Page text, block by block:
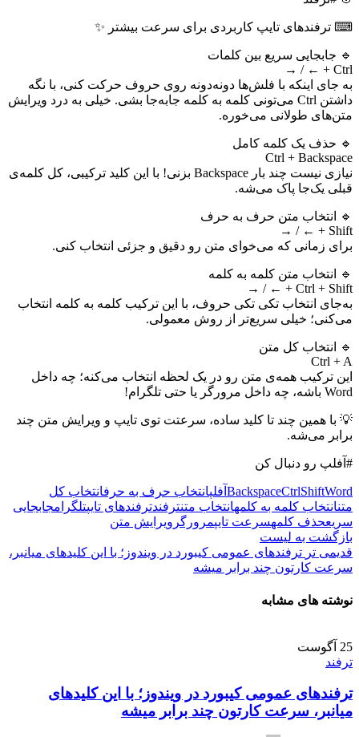
⌨ ترفندهای تایپ کاربردی برای سرعت بیشتر ✨
🔹 جابجایی سریع بین کلمات
Ctrl + ← / →
به جای اینکه با فلش‌ها دونه‌دونه روی حروف حرکت کنی، با نگه
داشتن Ctrl می‌تونی کلمه به کلمه جابه‌جا بشی. خیلی به درد ویرایش
متن‌های طولانی می‌خوره.
🔹 حذف یک کلمه کامل
Ctrl + Backspace
نیازی نیست چند بار Backspace بزنی! با این کلید ترکیبی، کل کلمه‌ی
قبلی یک‌جا پاک می‌شه.
🔹 انتخاب متن حرف به حرف
Shift + ← / →
برای زمانی که می‌خوای متن رو دقیق و جزئی انتخاب کنی.
🔹 انتخاب متن کلمه به کلمه
Ctrl + Shift + ← / →
به‌جای انتخاب تکی تکی حروف، با این ترکیب کلمه به کلمه انتخاب
می‌کنی؛ خیلی سریع‌تر از روش معمولی.
🔹 انتخاب کل متن
Ctrl + A
این ترکیب همه‌ی متن رو در یک لحظه انتخاب می‌کنه؛ چه داخل
Word باشه، چه داخل مرورگر یا حتی تلگرام!
💡 با همین چند تا کلید ساده، سرعتت توی تایپ و ویرایش متن چند
برابر می‌شه.
#آفلپ رو دنبال کن
BackspaceCtrlShiftWord آفلپانتخاب حرف به حرفانتخاب کل
متنانتخاب کلمه به کلمهانتخاب متنترفندترفندهای تایپتلگرامجابجایی
سریعحذف کلمهسرعت تایپمرورگر ویرایش متن
بازگشت به لیست
قدیمی تر ترفندهای عمومی کیبورد در ویندوز؛ با این کلیدهای میانبر،
سرعت کارتون چند برابر میشه
نوشته های مشابه
25 آگوست
ترفند
ترفندهای عمومی کیبورد در ویندوز؛ با این کلیدهای
میانبر، سرعت کارتون چند برابر میشه